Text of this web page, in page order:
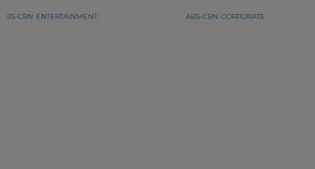
ABS-CBN ENTERTAINMENT ABS-CBN CORPORATE